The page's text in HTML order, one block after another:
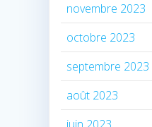
novembre 2023
octobre 2023
septembre 2023
août 2023